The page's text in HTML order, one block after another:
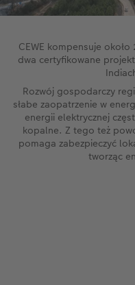
CEWE kompensuje
dwa certyfikowane
Rozwój gospodarczy
słabe zaopatrzenie w
energii elektrycznej
kopalne. Z tego też
pomaga zabezpieczyć
tworząc